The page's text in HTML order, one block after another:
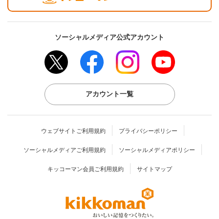
ソーシャルメディア公式アカウント
アカウント一覧
ウェブサイトご利用規約 プライバシーポリシー
ソーシャルメディアご利用規約 ソーシャルメディアポリシー
キッコーマン会員ご利用規約 サイトマップ